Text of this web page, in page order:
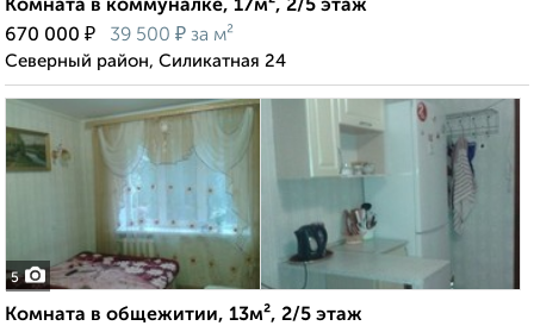
Комната в коммуналке, 17м², 2/5 этаж
670 000 ₽ 39 500 ₽ за м²
Северный район, Силикатная 24
5
Комната в общежитии, 13м², 2/5 этаж